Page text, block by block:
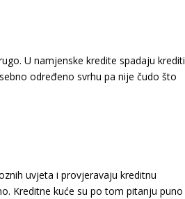
U namjenske kredite spadaju krediti
određeno svrhu pa nije čudo što
uvjeta i provjeravaju kreditnu
Kreditne kuće su po tom pitanju puno